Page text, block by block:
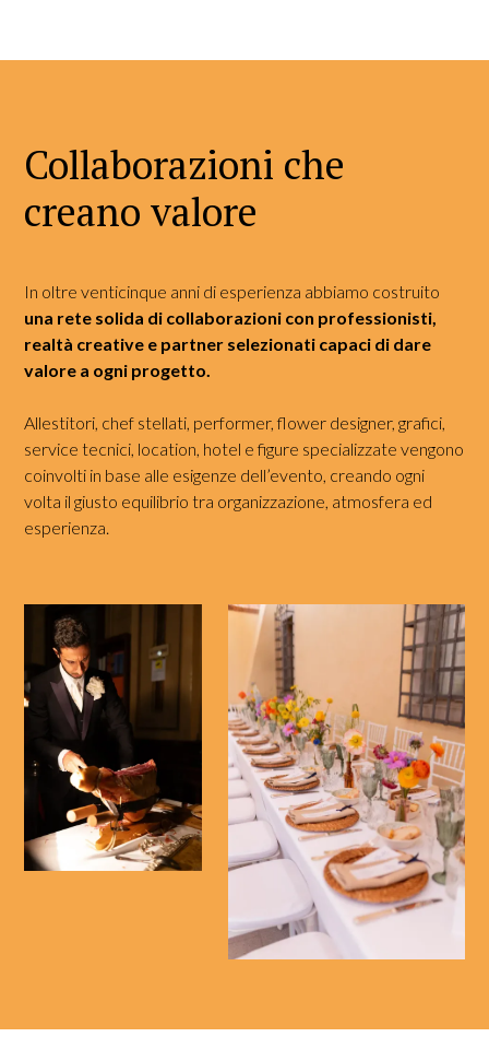
Collaborazioni che
creano valore
In oltre venticinque anni di esperienza abbiamo costruito
una rete solida di collaborazioni con professionisti,
realtà creative e partner selezionati capaci di dare
valore a ogni progetto.
Allestitori, chef stellati, performer, flower designer, grafici,
service tecnici, location, hotel e figure specializzate vengono
coinvolti in base alle esigenze dell’evento, creando ogni
volta il giusto equilibrio tra organizzazione, atmosfera ed
esperienza.